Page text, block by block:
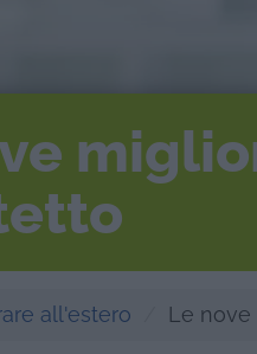
all'estero Le